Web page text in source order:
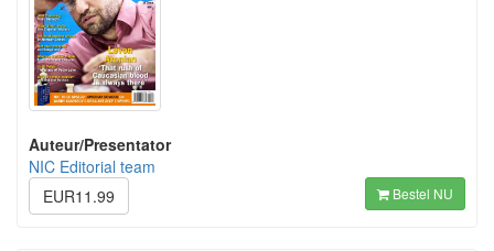
Auteur/Presentator
NIC Editorial team
EUR11.99
Bestel NU